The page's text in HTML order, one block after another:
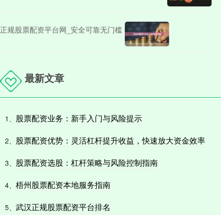
正规股票配资平台网_安全可靠无门槛
最新文章
1、 股票配资业务：新手入门与风险提示
2、 股票配资优势：灵活杠杆提升收益，快速放大资金效率
3、 股票配资选股：杠杆策略与风险控制指南
4、 梧州股票配资本地服务指南
5、 武汉正规股票配资平台排名